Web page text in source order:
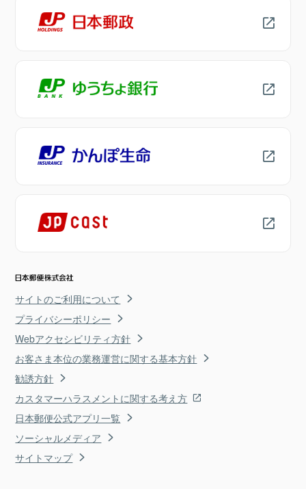
サイトのご利用について
プライバシーポリシー
Webアクセシビリティ方針
お客さま本位の業務運営に関する基本方針
勧誘方針
カスタマーハラスメントに関する考え方
日本郵便公式アプリ一覧
ソーシャルメディア
サイトマップ